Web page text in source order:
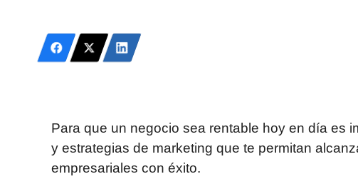
Para que un negocio sea rentable hoy en día es
y estrategias de marketing que te permitan
empresariales con éxito.